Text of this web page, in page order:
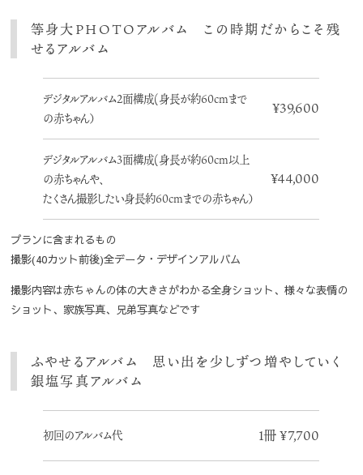
等身大PHOTOアルバム この時期だからこそ残
せるアルバム
デジタルアルバム2面構成(身長が約60cmまで
の赤ちゃん）
¥39,600
デジタルアルバム3面構成(身長が約60cm以上
の赤ちゃんや、
たくさん撮影したい身長約60cmまでの赤ちゃん）
¥44,000
プランに含まれるもの
撮影(40カット前後)全データ・デザインアルバム
撮影内容は赤ちゃんの体の大きさがわかる全身ショット、様々な表情の
ショット、家族写真、兄弟写真などです
ふやせるアルバム 思い出を少しずつ増やしていく
銀塩写真アルバム
初回のアルバム代 1冊 ¥7,700